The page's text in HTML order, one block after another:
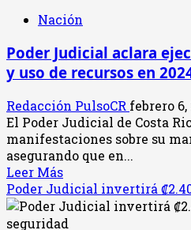
deuda
2026
advierte
impacto
de
improvisadas
en
temas
fiscales
Nación
Poder Judicial aclara
y uso de recursos en
Redacción PulsoCR febrero 6,
El Poder Judicial de Costa
manifestaciones sobre su
asegurando que en...
Leer MásLeer
más
acerca
de
Poder Judicial invertirá